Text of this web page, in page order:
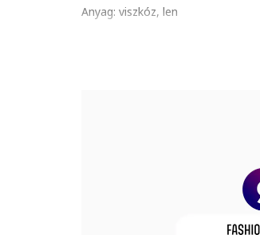
Anyag: viszkóz, len
Külső anyag: 55% len, 45% viszkóz
Bélés: 80% poliészter, 20% pamut